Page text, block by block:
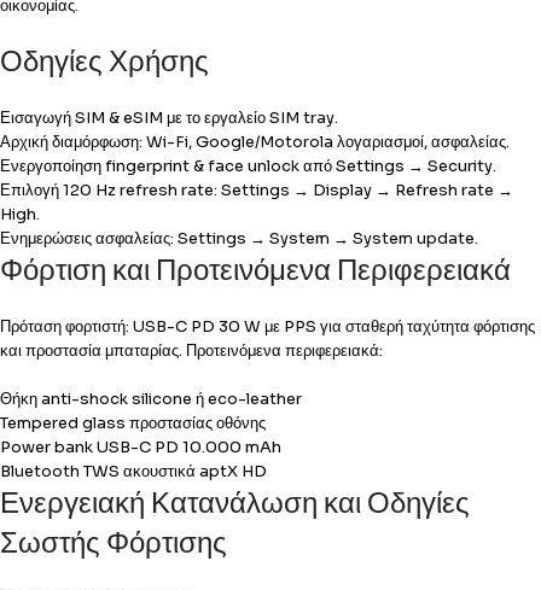
οικονομίας.
Οδηγίες Χρήσης
Εισαγωγή SIM & eSIM με το εργαλείο SIM tray.
Αρχική διαμόρφωση: Wi-Fi, Google/Motorola λογαριασμοί, ασφαλείας.
Ενεργοποίηση fingerprint & face unlock από Settings → Security.
Επιλογή 120 Hz refresh rate: Settings → Display → Refresh rate →
High.
Ενημερώσεις ασφαλείας: Settings → System → System update.
Φόρτιση και Προτεινόμενα Περιφερειακά
Πρόταση φορτιστή: USB-C PD 30 W με PPS για σταθερή ταχύτητα φόρτισης
και προστασία μπαταρίας. Προτεινόμενα περιφερειακά:
Θήκη anti-shock silicone ή eco-leather
Tempered glass προστασίας οθόνης
Power bank USB-C PD 10.000 mAh
Bluetooth TWS ακουστικά aptX HD
Ενεργειακή Κατανάλωση και Οδηγίες
Σωστής Φόρτισης